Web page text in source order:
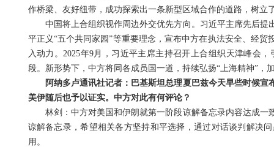
作桥梁、友好纽带，成功探索出一条新型区域合作的道路，树立
中国将上合组织视作周边外交优先方向。习近平主席先后
平正义“五个共同家园”等重要理念，宣布中方在执法安全、经
入动力。2025年9月，习近平主席主持召开上合组织天津峰会
段。新形势下，中方将同各成员国一道，持续弘扬“上海精神”
阿纳多卢通讯社记者：巴基斯坦总理夏巴兹今天早些时候
美伊随后也予以证实。中方对此有何评论？
林剑：中方对美国和伊朗就第一阶段谅解备忘录内容达成
谅解备忘录，希望相关各方坚持和平选择，通过对话谈判解决
用。